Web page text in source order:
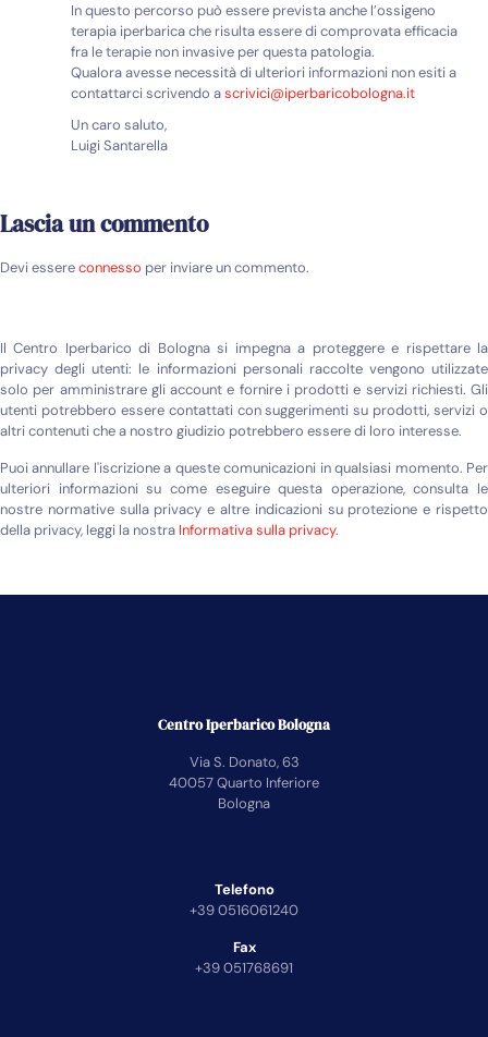
In questo percorso può essere prevista anche l’ossigeno
terapia iperbarica che risulta essere di comprovata efficacia
fra le terapie non invasive per questa patologia.
Qualora avesse necessità di ulteriori informazioni non esiti a
contattarci scrivendo ascrivici@iperbaricobologna.it
Un caro saluto,
Luigi Santarella
Lascia un commento
Devi essereconnesso per inviare un commento.
Il Centro Iperbarico di Bologna si impegna a proteggere e rispettare la
privacy degli utenti: le informazioni personali raccolte vengono utilizzate
solo per amministrare gli account e fornire i prodotti e servizi richiesti. Gli
utenti potrebbero essere contattati con suggerimenti su prodotti, servizi o
altri contenuti che a nostro giudizio potrebbero essere di loro interesse.
Puoi annullare l'iscrizione a queste comunicazioni in qualsiasi momento. Per
ulteriori informazioni su come eseguire questa operazione, consulta le
nostre normative sulla privacy e altre indicazioni su protezione e rispetto
della privacy, leggi la nostra Informativa sulla privacy.
Centro Iperbarico Bologna
Via S. Donato, 63
40057 Quarto Inferiore
Bologna
Telefono
+39 0516061240
Fax
+39 051768691